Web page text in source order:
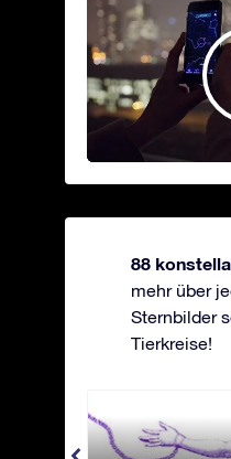
88
mehr über
Sternbilder
Tierkreise!
Andromeda -